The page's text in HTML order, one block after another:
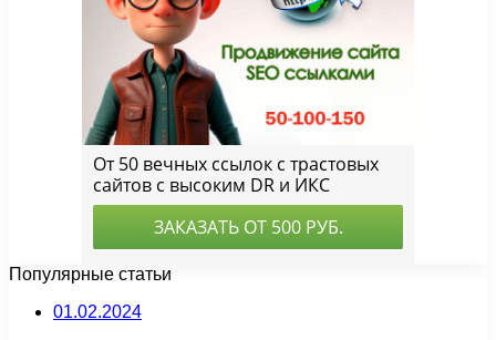
Популярные статьи
01.02.2024